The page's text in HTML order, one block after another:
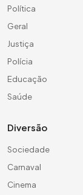
Política
Geral
Justiça
Polícia
Educação
Saúde
Diversão
Sociedade
Carnaval
Cinema